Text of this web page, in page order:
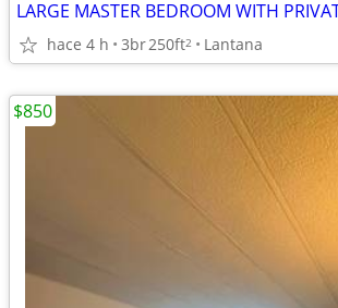
hace 4 h 3br250ft2 Lantana
$850